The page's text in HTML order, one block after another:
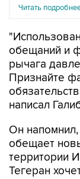
Читать
обещаний и
рычага
Признайте
написал
Он
обещает
территории
Тегеран